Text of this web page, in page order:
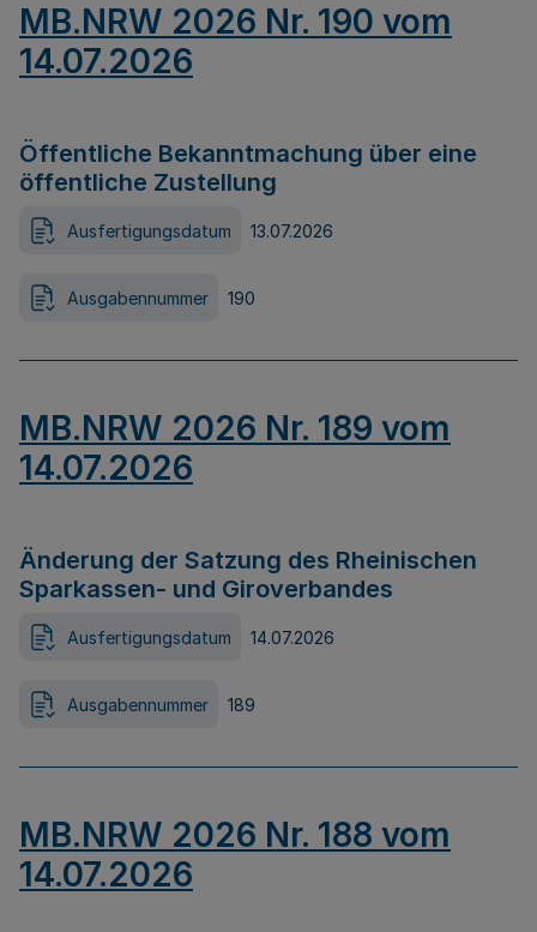
MB.NRW 2026 Nr. 190 vom
14.07.2026
Öffentliche Bekanntmachung über eine
öffentliche Zustellung
Ausfertigungsdatum 13.07.2026
Ausgabennummer 190
MB.NRW 2026 Nr. 189 vom
14.07.2026
Änderung der Satzung des Rheinischen
Sparkassen- und Giroverbandes
Ausfertigungsdatum 14.07.2026
Ausgabennummer 189
MB.NRW 2026 Nr. 188 vom
14.07.2026